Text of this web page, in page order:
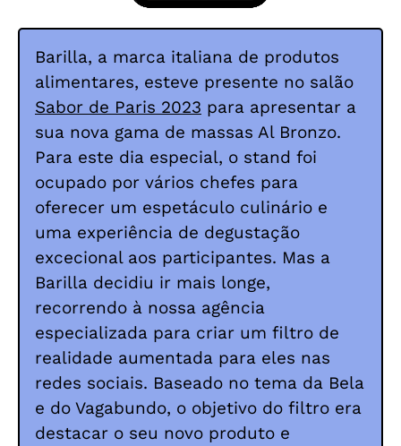
Barilla, a marca italiana de produtos
alimentares, esteve presente no salão
Sabor de Paris 2023 para apresentar a
sua nova gama de massas Al Bronzo.
Para este dia especial, o stand foi
ocupado por vários chefes para
oferecer um espetáculo culinário e
uma experiência de degustação
excecional aos participantes. Mas a
Barilla decidiu ir mais longe,
recorrendo à nossa agência
especializada para criar um filtro de
realidade aumentada para eles nas
redes sociais. Baseado no tema da Bela
e do Vagabundo, o objetivo do filtro era
destacar o seu novo produto e